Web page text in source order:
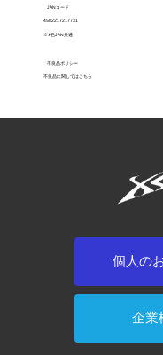
JANコード
4582217217731
※4色JAN共通
不良品ポリシー
不良品に関してはこちら
個人の
企業